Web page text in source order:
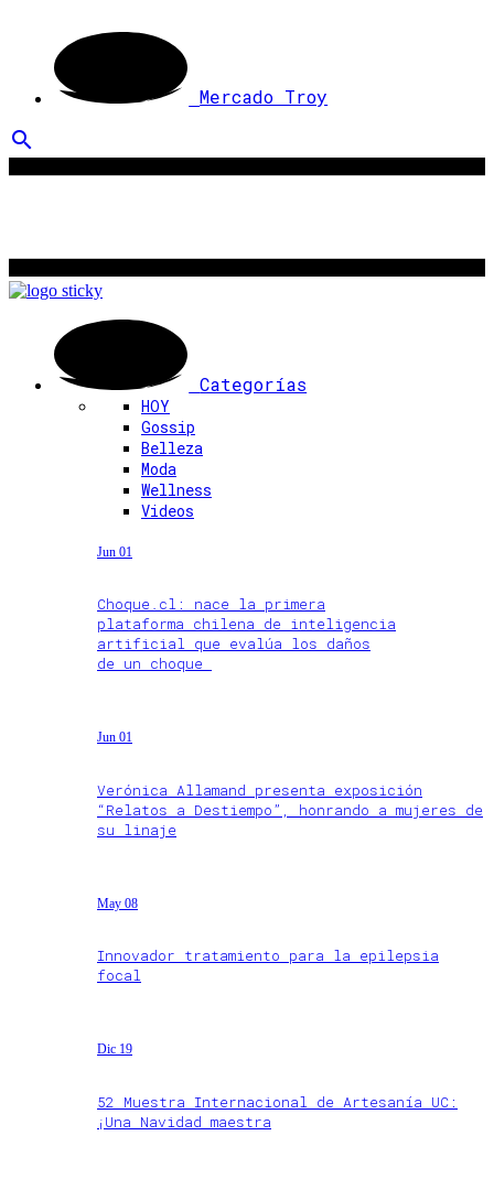
Mercado Troy
search
Categorías
HOY
Gossip
Belleza
Moda
Wellness
Videos
Jun 01
Choque.cl: nace la primera
plataforma chilena de inteligencia
artificial que evalúa los daños
de un choque
Jun 01
Verónica Allamand presenta exposición
“Relatos a Destiempo”, honrando a mujeres de
su linaje
May 08
Innovador tratamiento para la epilepsia
focal
Dic 19
52 Muestra Internacional de Artesanía UC:
¡Una Navidad maestra